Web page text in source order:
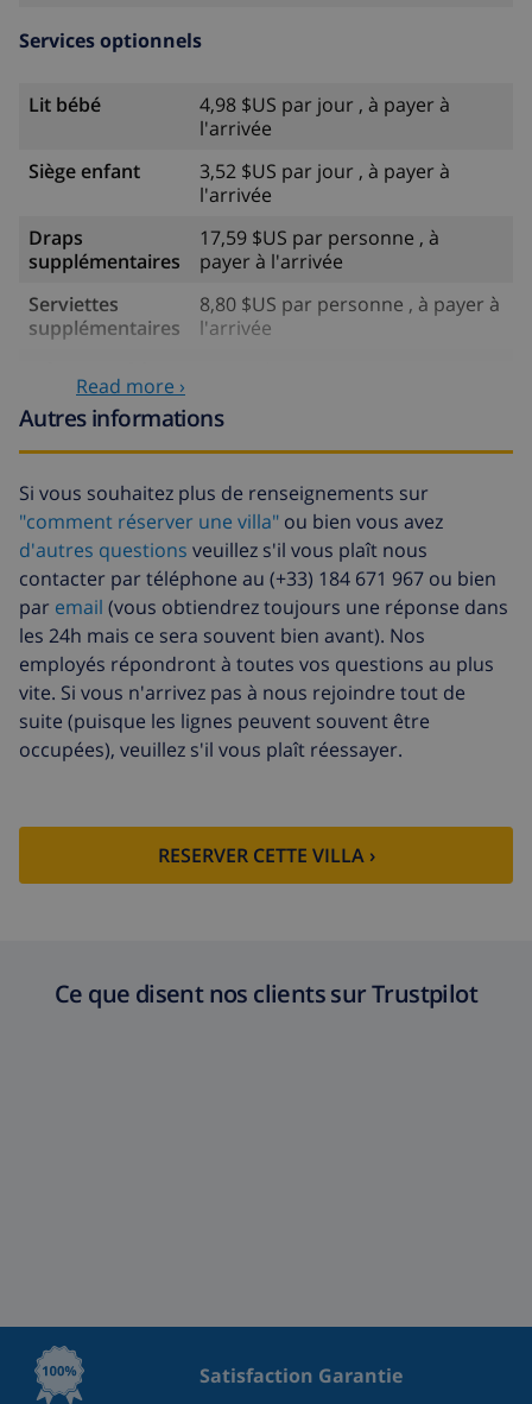
Services optionnels
Lit bébé
4,98 $US par jour , à payer à
l'arrivée
Siège enfant
3,52 $US par jour , à payer à
l'arrivée
Draps
supplémentaires
17,59 $US par personne , à
payer à l'arrivée
Serviettes
supplémentaires
8,80 $US par personne , à payer à
l'arrivée
Nettoyage
basée sur consommation
Fonds
d'annulation:
4.80% du montant total
Read more ›
Autres informations
Si vous souhaitez plus de renseignements sur
"comment réserver une villa" ou bien vous avez
d'autres questions veuillez s'il vous plaît nous
contacter par téléphone au (+33) 184 671 967 ou bien
par email (vous obtiendrez toujours une réponse dans
les 24h mais ce sera souvent bien avant). Nos
employés répondront à toutes vos questions au plus
vite. Si vous n'arrivez pas à nous rejoindre tout de
suite (puisque les lignes peuvent souvent être
occupées), veuillez s'il vous plaît réessayer.
RESERVER CETTE VILLA ›
Ce que disent nos clients sur Trustpilot
Satisfaction Garantie